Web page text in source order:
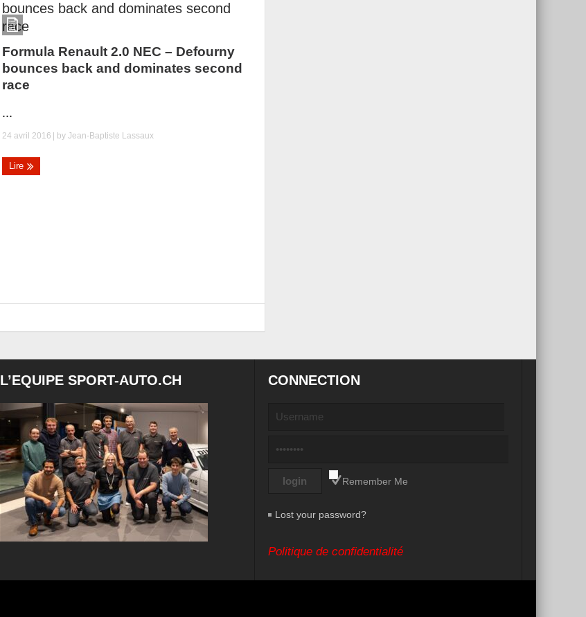
Formula Renault 2.0 NEC – Defourny
bounces back and dominates second
race
...
24 avril 2016 | byJean-Baptiste Lassaux
Lire
L’EQUIPE SPORT-AUTO.CH CONNECTION
Remember Me
Lost your password?
Politique de confidentialité